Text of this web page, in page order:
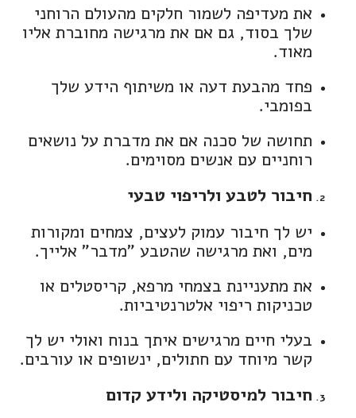
את מעדיפה לשמור חלקים מהעולם הרוחני
שלך בסוד, גם אם את מרגישה מחוברת אליו
מאוד.
פחד מהבעת דעה או משיתוף הידע שלך
בפומבי.
תחושה של סכנה אם את מדברת על נושאים
רוחניים עם אנשים מסוימים.
חיבור לטבע ולריפוי טבעי
יש לך חיבור עמוק לעצים, צמחים ומקורות
מים, ואת מרגישה שהטבע "מדבר" אלייך.
את מתעניינת בצמחי מרפא, קריסטלים או
טכניקות ריפוי אלטרנטיביות.
בעלי חיים מרגישים איתך בנוח ואולי יש לך
קשר מיוחד עם חתולים, ינשופים או עורבים.
חיבור למיסטיקה ולידע קדום